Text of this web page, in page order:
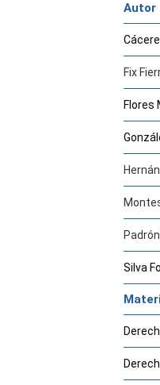
Autor
Fix
Flores
Silva